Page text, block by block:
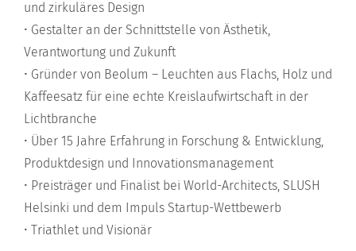
und zirkuläres Design
• Gestalter an der Schnittstelle von Ästhetik,
Verantwortung und Zukunft
• Gründer von Beolum – Leuchten aus Flachs, Holz und
Kaffeesatz für eine echte Kreislaufwirtschaft in der
Lichtbranche
• Über 15 Jahre Erfahrung in Forschung & Entwicklung,
Produktdesign und Innovationsmanagement
• Preisträger und Finalist bei World-Architects, SLUSH
Helsinki und dem Impuls Startup-Wettbewerb
• Triathlet und Visionär